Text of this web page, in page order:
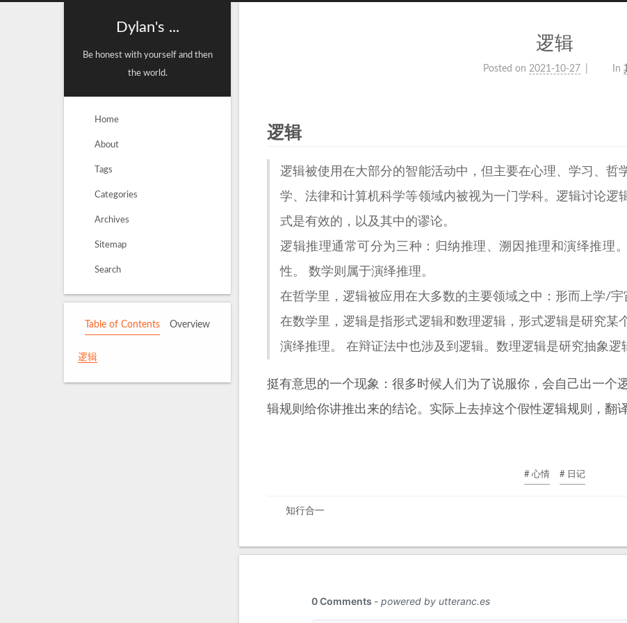
Dylan's ...
Be honest with yourself and then
the world.
Home
About
Tags
Categories
Archives
Sitemap
Search
Table of Contents Overview
逻辑
逻辑
Posted on 2021-10-27 In
逻辑
逻辑被使用在大部分的智能活动中，但主要在心理、学习、哲
学、法律和计算机科学等领域内被视为一门学科。逻辑讨论逻
式是有效的，以及其中的谬论。
逻辑推理通常可分为三种：归纳推理、溯因推理和演绎推理
性。 数学则属于演绎推理。
在哲学里，逻辑被应用在大多数的主要领域之中：形而上学/宇
在数学里，逻辑是指形式逻辑和数理逻辑，形式逻辑是研究某
演绎推理。 在辩证法中也涉及到逻辑。数理逻辑是研究抽象逻
挺有意思的一个现象：很多时候人们为了说服你，会自己出一个
辑规则给你讲推出来的结论。实际上去掉这个假性逻辑规则，翻
# 心情 # 日记
知行合一